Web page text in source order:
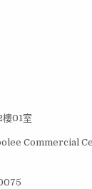
樓01室
Commercial